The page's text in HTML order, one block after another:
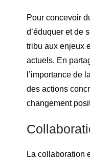
Pour concevoir
d’éduquer et de
tribu aux enjeux
actuels. En
l’importance de
des actions
changement
La collaboration